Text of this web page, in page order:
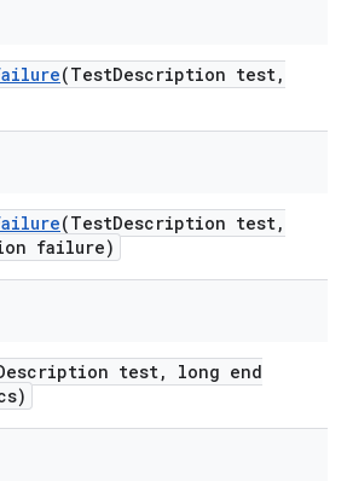
(TestDescription test,
(TestDescription test,
failure)
test,
long end